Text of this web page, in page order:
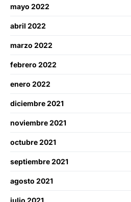
mayo 2022
abril 2022
marzo 2022
febrero 2022
enero 2022
diciembre 2021
noviembre 2021
octubre 2021
septiembre 2021
agosto 2021